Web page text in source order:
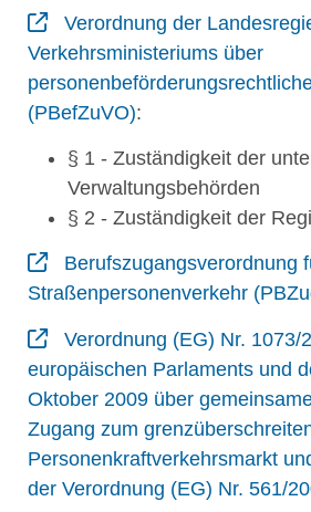
Verordnung der
Verkehrsministeriums über
(PBefZuVO):
§ 1 - Zuständigkeit der
Verwaltungsbehörden
§ 2 - Zuständigkeit der
Berufszugangsverordnung
Straßenpersonenverkehr
Verordnung (EG) Nr. 1073/
europäischen Parlaments und
Oktober 2009 über
Zugang zum
Personenkraftverkehrsmarkt
der Verordnung (EG) Nr. 561/